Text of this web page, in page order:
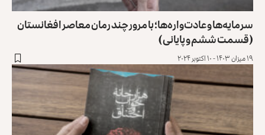
سرمایه‌ها و عادت‌واره‌ها؛ با مرور چند رمان معاصر افغانستان
(قسمت ششم و پایانی)
۱۹ میزان ۱۴۰۳ - ۱۰ اکتوبر ۲۰۲۴